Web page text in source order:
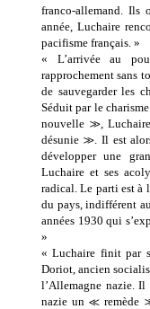
franco-allemand. Ils
année, Luchaire
pacifisme français. »
« L’arrivée au
rapprochement sans
de sauvegarder les
Séduit par le
nouvelle ≫,
désunie ≫. Il est
développer une
Luchaire et ses
radical. Le parti est à
du pays, indifférent
années 1930 qui
»
« Luchaire finit par
Doriot, ancien
l’Allemagne nazie.
nazie un ≪ remède